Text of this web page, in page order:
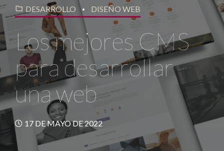
DESARROLLO DISEÑO WEB
Los mejores CMS
para desarrollar
una web
17 DE MAYO DE 2022